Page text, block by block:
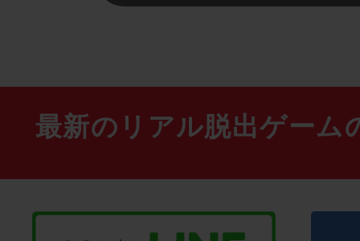
最新のリアル脱出ゲーム